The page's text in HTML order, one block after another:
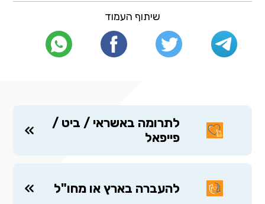
שיתוף העמוד
לתרומה באשראי / ביט /
פייפאל
להעברה בארץ או מחו"ל